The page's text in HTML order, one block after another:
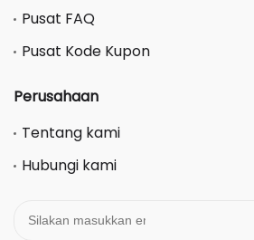
Pusat FAQ
Pusat Kode Kupon
Perusahaan
Tentang kami
Hubungi kami